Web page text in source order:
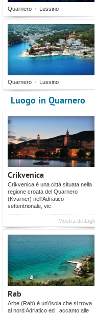
Quarnero Lussino
Quarnero Lussino
Luogo in Quarnero
Crikvenica
Crikvenica è una città situata nella
regione croata del Quarnero
(Kvarner) nell'Adriatico
settentrionale, vic
Mostra dettagli
Rab
Arbe (Rab) è un\'isola che si trova
al nord Adriatico ed , accanto alle